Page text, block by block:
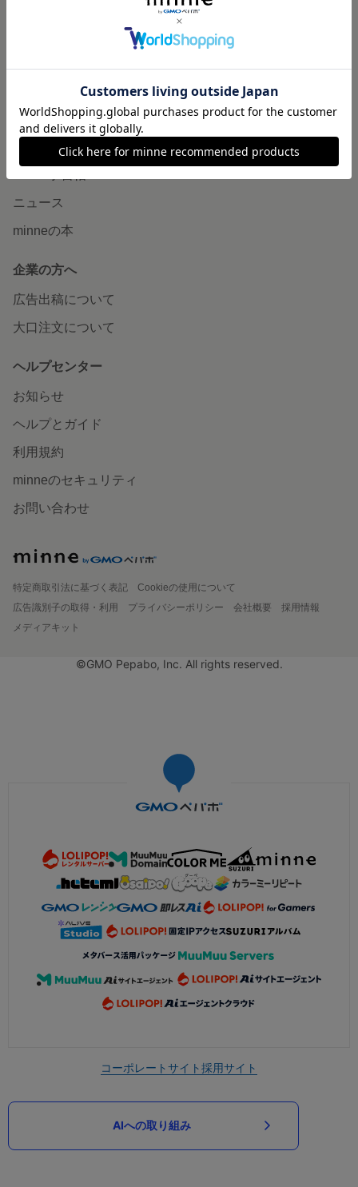
読みもの
minneとものづくりと
ニュース
minneの本
企業の方へ
広告出稿について
大口注文について
ヘルプセンター
お知らせ
ヘルプとガイド
利用規約
minneのセキュリティ
お問い合わせ
特定商取引法に基づく表記
Cookieの使用について
広告識別子の取得・利用
プライバシーポリシー 会社概要
採用情報
メディアキット
©GMO Pepabo, Inc. All rights reserved.
コーポレートサイト採用サイト
AIへの取り組み